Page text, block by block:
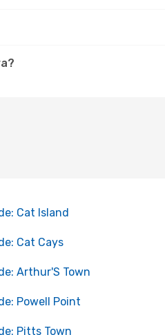
Cat Island
Cat Cays
Arthur'S Town
Powell Point
Pitts Town